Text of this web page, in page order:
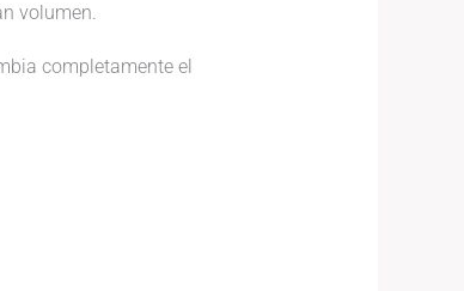
volumen.
completamente el